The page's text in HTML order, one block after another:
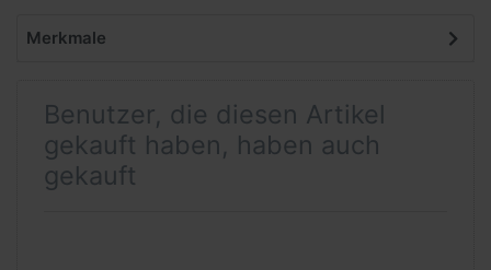
Merkmale
Benutzer, die diesen Artikel
gekauft haben, haben auch
gekauft